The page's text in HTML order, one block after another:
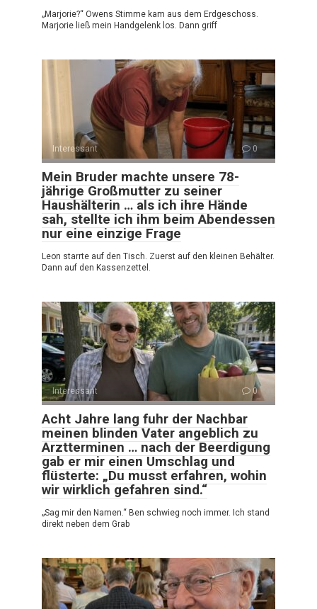
„Marjorie?“ Owens Stimme kam aus dem Erdgeschoss.
Marjorie ließ mein Handgelenk los. Dann griff
Interessant 0
Mein Bruder machte unsere 78-
jährige Großmutter zu seiner
Haushälterin … als ich ihre Hände
sah, stellte ich ihm beim Abendessen
nur eine einzige Frage
Leon starrte auf den Tisch. Zuerst auf den kleinen Behälter.
Dann auf den Kassenzettel.
Interessant 0
Acht Jahre lang fuhr der Nachbar
meinen blinden Vater angeblich zu
Arztterminen … nach der Beerdigung
gab er mir einen Umschlag und
flüsterte: „Du musst erfahren, wohin
wir wirklich gefahren sind.“
„Sag mir den Namen.“ Ben schwieg noch immer. Ich stand
direkt neben dem Grab